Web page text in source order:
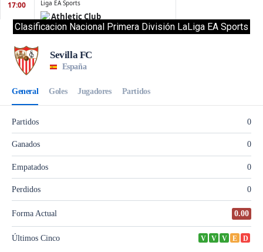
Clasificacion Nacional Primera División LaLiga EA Sports